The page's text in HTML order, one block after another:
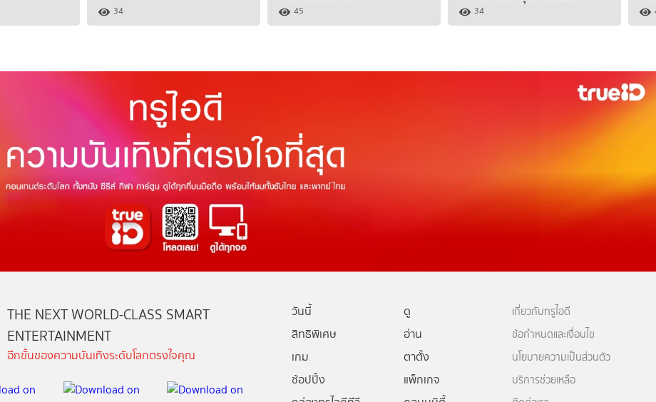
34 45 34
THE NEXT WORLD-CLASS SMART
ENTERTAINMENT
อีกขั้นของความบันเทิงระดับโลกตรงใจคุณ
วันนี้
ดู
สิทธิพิเศษ
อ่าน
เกม
ตาตั้ง
ช้อปปิ้ง
แพ็กเกจ
เกี่ยวกับทรูไอดี
ข้อกำหนดและเงื่อนไข
นโยบายความเป็นส่วนตัว
บริการช่วยเหลือ